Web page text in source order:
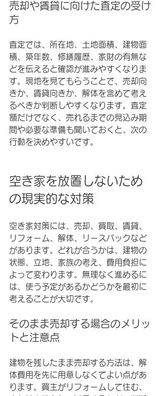
売却や賃貸に向けた査定の受け
方
査定では、所在地、土地面積、建物面
積、築年数、修繕履歴、家財の有無な
どを伝えると確認が進みやすくなりま
す。現地を見てもらうことで、売却向
きか、賃貸向きか、解体を含めて考え
るべきか判断しやすくなります。査定
額だけでなく、売れるまでの見込み期
間や必要な準備も聞いておくと、次の
行動を決めやすいです。
空き家を放置しないため
の現実的な対策
空き家対策には、売却、買取、賃貸、
リフォーム、解体、リースバックなど
があります。どれが合うかは、建物の
状態、立地、家族の考え、費用負担に
よって変わります。無理なく進めるに
は、使う予定があるかどうかを最初に
考えることが大切です。
そのまま売却する場合のメリッ
トと注意点
建物を残したまま売却する方法は、解
体費用を先に用意しなくてよい点があ
ります。買主がリフォームして住む、